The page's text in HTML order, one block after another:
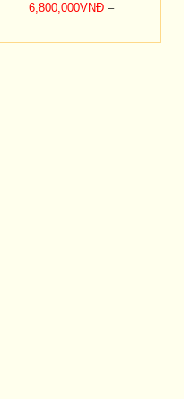
6,800,000VNĐ –
LỰA CHỌN CÁC TÙY